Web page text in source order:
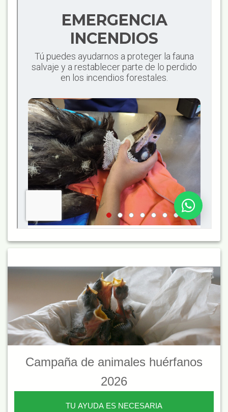
Campaña de animales huérfanos
2026
TU AYUDA ES NECESARIA